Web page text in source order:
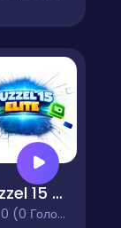
Puzzel 15 Elite
0 (0 Голосів)